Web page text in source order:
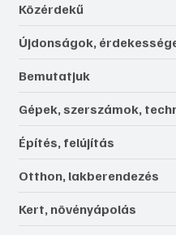
Közérdekű
Újdonságok,
Bemutatjuk
Gépek, szerszámok,
Építés, felújítás
Otthon, lakberendezés
Kert, növényápolás